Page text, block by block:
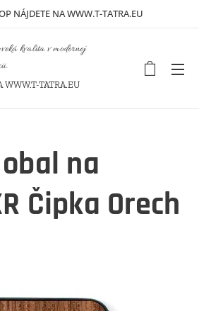
NÁJDETE NA WWW.T-TATRA.EU
kvalita v modernej
WWW.T-TATRA.EU
na
Čipka Orech